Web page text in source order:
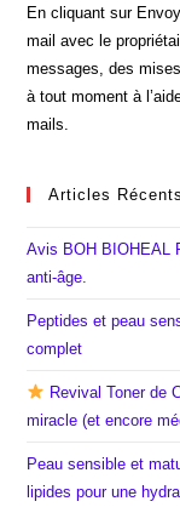
En cliquant sur
mail avec le
messages, des
à tout moment à
mails.
Articles Récents
Avis BOH BIOHEAL
anti-âge.
Peptides et peau
complet
Revival Toner de
miracle (et encore
Peau sensible et
lipides pour une